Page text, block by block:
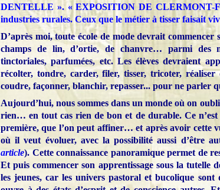
DENTELLE ». « EXPOSITION DE CLERMONT-
industries rurales. Ceux que le métier à tisser faisait
D’après moi, toute école de mode devrait
champs de lin, d’ortie, de chanvre… parmi des
tinctoriales, parfumées, etc. Les élèves devraient
récolter, tondre, carder, filer, tisser, tricoter,
coudre, façonner, blanchir, repasser... pour ne parler
Aujourd’hui, nous sommes dans un monde où on
rien… en tout cas rien de bon et de durable. Ce n’est
première, que l’on peut affiner… et après avoir cette
où il veut évoluer, avec la possibilité aussi d’être
article). Cette connaissance panoramique permet de
Et puis commencer son apprentissage sous la tutelle
les jeunes, car les univers pastoral et bucolique sont